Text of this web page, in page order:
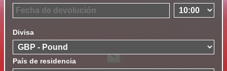
Divisa
País de residencia